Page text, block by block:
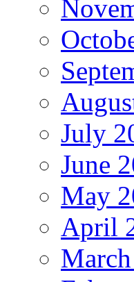
July
June
May
April